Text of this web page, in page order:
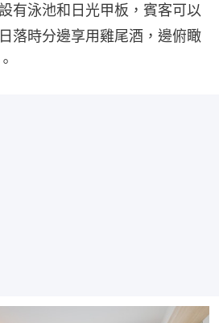
有泳池和日光甲板，賓客可以
落時分邊享用雞尾酒，邊俯瞰